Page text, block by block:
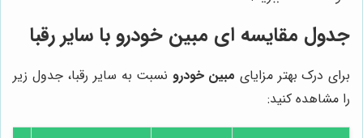
جدول مقایسه ای مبین خودرو با سایر رقبا
برای درک بهتر مزایای مبین خودرو نسبت به سایر رقبا، جدول زیر
را مشاهده کنید: